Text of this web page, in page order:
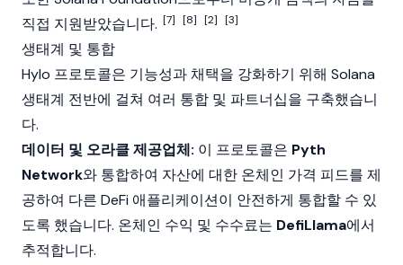
직접 지원받았습니다. [7] [8] [2] [3]
생태계 및 통합
Hylo 프로토콜은 기능성과 채택을 강화하기 위해 Solana
생태계 전반에 걸쳐 여러 통합 및 파트너십을 구축했습니
다.
데이터 및 오라클 제공업체: 이 프로토콜은 Pyth
Network와 통합하여 자산에 대한 온체인 가격 피드를 제
공하여 다른 DeFi 애플리케이션이 안전하게 통합할 수 있
도록 했습니다. 온체인 수익 및 수수료는 DefiLlama에서
추적합니다.